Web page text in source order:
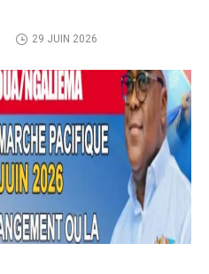
29 JUIN 2026